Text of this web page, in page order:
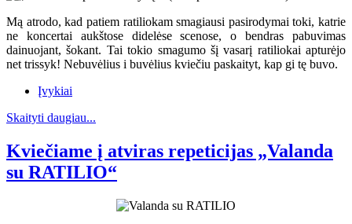
Mą atrodo, kad patiem ratiliokam smagiausi pasirodymai toki, katrie
ne koncertai aukštose didelėse scenose, o bendras pabuvimas
dainuojant, šokant. Tai tokio smagumo šį vasarį ratiliokai apturėjo
net trissyk! Nebuvėlius i buvėlius kviečiu paskaityt, kap gi tę buvo.
Įvykiai
Skaityti daugiau...
Kviečiame į atviras repeticijas „Valanda
su RATILIO“